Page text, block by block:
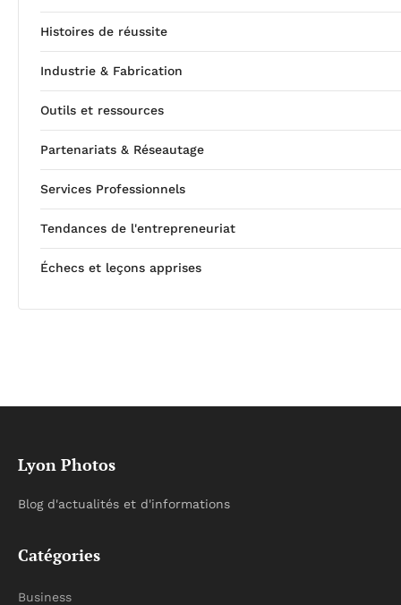
Histoires de réussite
Industrie & Fabrication
Outils et ressources
Partenariats & Réseautage
Services Professionnels
Tendances de l'entrepreneuriat
Échecs et leçons apprises
Lyon Photos
Blog d'actualités et d'informations
Catégories
Business